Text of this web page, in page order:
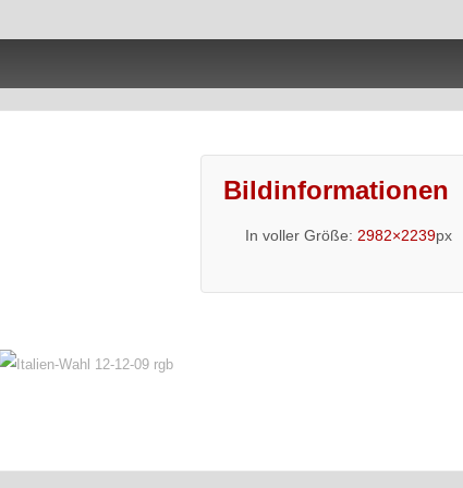
Bildinformationen
In voller Größe: 2982×2239px